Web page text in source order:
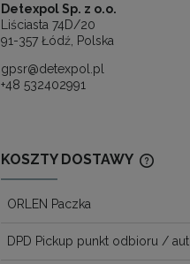
Detexpol Sp. z o.o.
Liściasta 74D/20
91-357 Łódź, Polska
gpsr@detexpol.pl
+48 532402991
KOSZTY DOSTAWY
ORLEN Paczka
DPD Pickup punkt odbioru /